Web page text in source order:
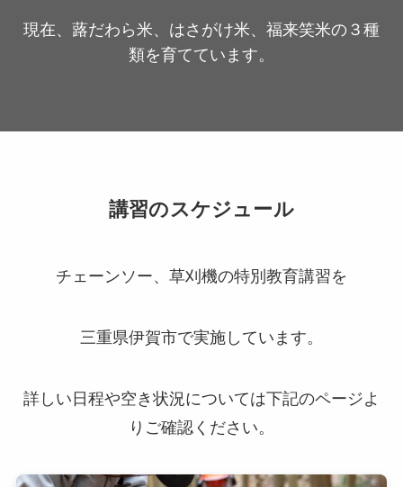
現在、蕗だわら米、はさがけ米、福来笑米の３種
類を育てています。
講習のスケジュール
チェーンソー、草刈機の特別教育講習を
三重県伊賀市で実施しています。
詳しい日程や空き状況については下記のページよ
りご確認ください。